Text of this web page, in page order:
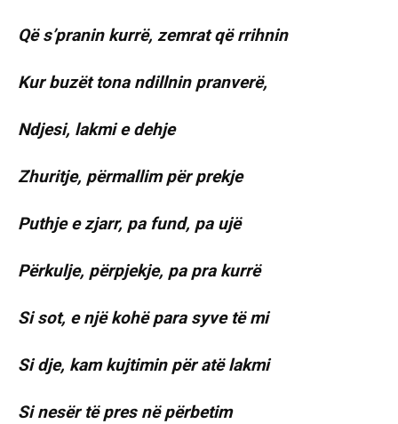
Që s’pranin kurrë, zemrat që rrihnin
Kur buzët tona ndillnin pranverë,
Ndjesi, lakmi e dehje
Zhuritje, përmallim për prekje
Puthje e zjarr, pa fund, pa ujë
Përkulje, përpjekje, pa pra kurrë
Si sot, e një kohë para syve të mi
Si dje, kam kujtimin për atë lakmi
Si nesër të pres në përbetim